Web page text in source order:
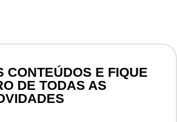
CONTEÚDOS E FIQUE
DE TODAS AS